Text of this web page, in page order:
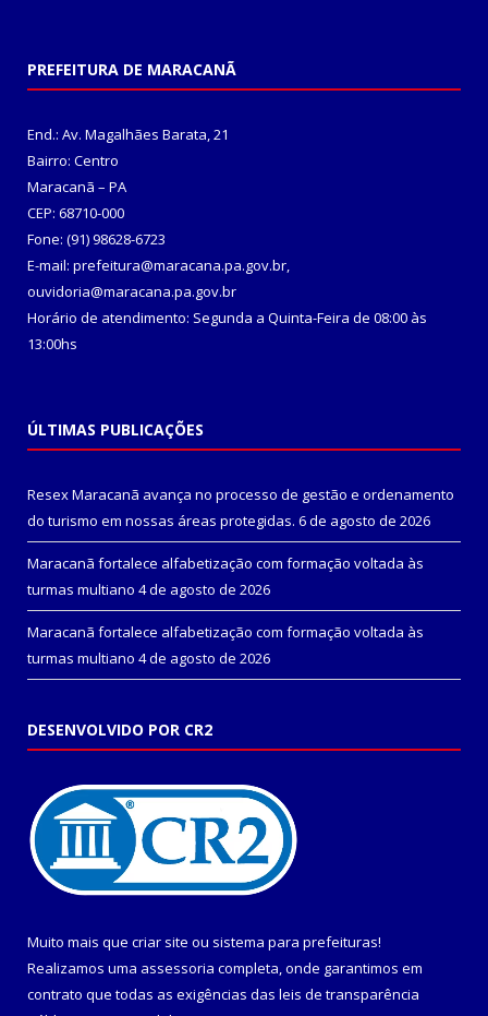
PREFEITURA DE MARACANÃ
End.: Av. Magalhães Barata, 21
Bairro: Centro
Maracanã – PA
CEP: 68710-000
Fone: (91) 98628-6723
E-mail: prefeitura@maracana.pa.gov.br,
ouvidoria@maracana.pa.gov.br
Horário de atendimento: Segunda a Quinta-Feira de 08:00 às
13:00hs
ÚLTIMAS PUBLICAÇÕES
Resex Maracanã avança no processo de gestão e ordenamento
do turismo em nossas áreas protegidas. 6 de agosto de 2026
Maracanã fortalece alfabetização com formação voltada às
turmas multiano 4 de agosto de 2026
Maracanã fortalece alfabetização com formação voltada às
turmas multiano 4 de agosto de 2026
DESENVOLVIDO POR CR2
Muito mais que criar site ou sistema para prefeituras!
Realizamos uma assessoria completa, onde garantimos em
contrato que todas as exigências das leis de transparência